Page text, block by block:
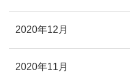
2020年12月
2020年11月